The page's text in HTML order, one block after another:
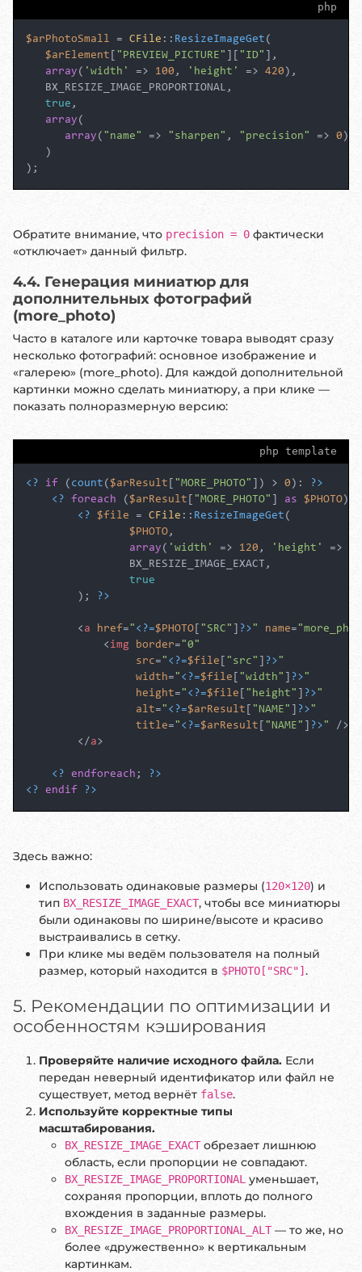
php
$arPhotoSmall = CFile :: ResizeImageGet (
$arElement
"PREVIEW_PICTURE" "ID"
],
array ( 'width' => 100 , 'height' => 420 ),
   BX_RESIZE_IMAGE_PROPORTIONAL,
true ,
array (
array ( "name" => "sharpen" , "precision" => 0 )
   )
);
Обратите внимание, что precision = 0 фактически
«отключает» данный фильтр.
4.4. Генерация миниатюр для
дополнительных фотографий
(more_photo)
Часто в каталоге или карточке товара выводят сразу
несколько фотографий: основное изображение и
«галерею» (more_photo). Для каждой дополнительной
картинки можно сделать миниатюру, а при клике —
показать полноразмерную версию:
php template
<? if ( count ( $arResult "MORE_PHOTO" ]) > 0 ):
?>
<?
foreach ( $arResult "MORE_PHOTO" as $PHOTO ):
<?
$file = CFile :: ResizeImageGet (
$PHOTO ,
array ( 'width' => 120 , 'height' =>
                BX_RESIZE_IMAGE_EXACT,
true
        );
?>
< a href= " <?=$PHOTO "SRC" ?> " name=
< img border= "0"
src= " <?=$file "src" ?> "
width= " <?=$file "width" ?> "
height= " <?=$file "height" ?> "
alt= " <?=$arResult "NAME" ?> "
title= " <?=$arResult "NAME" ?> "
/>
</ a>
<? endforeach ;
?>
<?
endif ?>
Здесь важно:
Использовать одинаковые размеры (120×120) и
тип BX_RESIZE_IMAGE_EXACT, чтобы все миниатюры
были одинаковы по ширине/высоте и красиво
выстраивались в сетку.
При клике мы ведём пользователя на полный
размер, который находится в $PHOTO["SRC"] .
5. Рекомендации по оптимизации и
особенностям кэширования
Проверяйте наличие исходного файла. Если
передан неверный идентификатор или файл не
существует, метод вернёт false.
Используйте корректные типы
масштабирования.
BX_RESIZE_IMAGE_EXACTобрезает лишнюю
область, если пропорции не совпадают.
BX_RESIZE_IMAGE_PROPORTIONAL уменьшает,
сохраняя пропорции, вплоть до полного
вхождения в заданные размеры.
BX_RESIZE_IMAGE_PROPORTIONAL_ALT — то же, но
более «дружественно» к вертикальным
картинкам.